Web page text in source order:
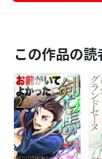
この作品の